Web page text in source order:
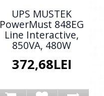
UPS MUSTEK
PowerMust 848EG
Line Interactive,
850VA, 480W
372,68LEI